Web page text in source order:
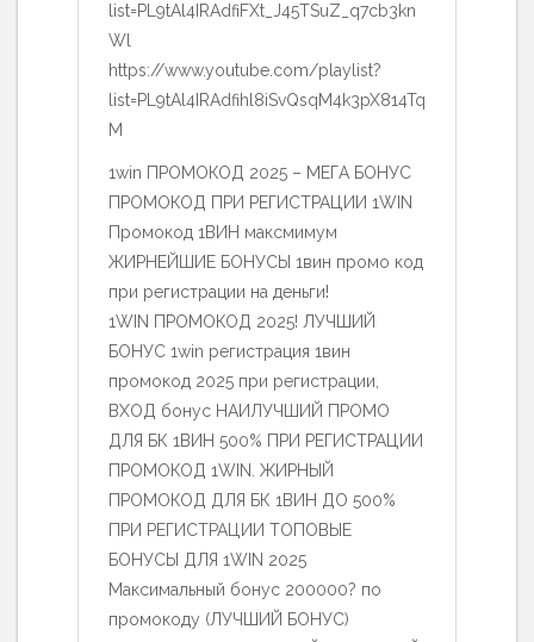
list=PL9tAl4IRAdfiFXt_J45TSuZ_q7cb3kn
Wl
https://www.youtube.com/playlist?
list=PL9tAl4IRAdfihl8iSvQsqM4k3pX814Tq
M
1win ПРОМОКОД 2025 – МЕГА БОНУС
ПРОМОКОД ПРИ РЕГИСТРАЦИИ 1WIN
Промокод 1ВИН максмимум
ЖИРНЕЙШИЕ БОНУСЫ 1вин промо код
при регистрации на деньги!
1WIN ПРОМОКОД 2025! ЛУЧШИЙ
БОНУС 1win регистрация 1вин
промокод 2025 при регистрации,
ВХОД бонус НАИЛУЧШИЙ ПРОМО
ДЛЯ БК 1ВИН 500% ПРИ РЕГИСТРАЦИИ
ПРОМОКОД 1WIN. ЖИРНЫЙ
ПРОМОКОД ДЛЯ БК 1ВИН ДО 500%
ПРИ РЕГИСТРАЦИИ ТОПОВЫЕ
БОНУСЫ ДЛЯ 1WIN 2025
Максимальный бонус 200000? по
промокоду (ЛУЧШИЙ БОНУС)